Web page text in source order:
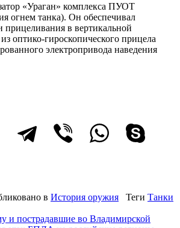
«Ураган» комплекса ПУОТ
огнем танка). Он обеспечивал
в вертикальной
оптико-гироскопического прицела
электропривода наведения
в История оружия Теги Танки